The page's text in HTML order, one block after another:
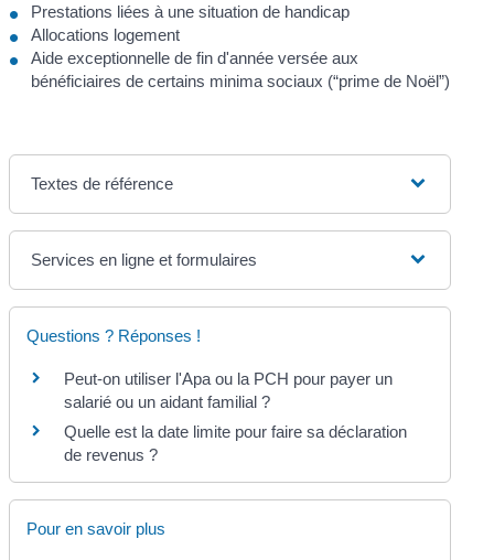
Prestations liées à une situation de handicap
Allocations logement
Aide exceptionnelle de fin d'année versée aux
bénéficiaires de certains minima sociaux (“prime de Noël”)
Textes de référence
Services en ligne et formulaires
Questions ? Réponses !
Peut-on utiliser l'Apa ou la PCH pour payer un
salarié ou un aidant familial ?
Quelle est la date limite pour faire sa déclaration
de revenus ?
Pour en savoir plus